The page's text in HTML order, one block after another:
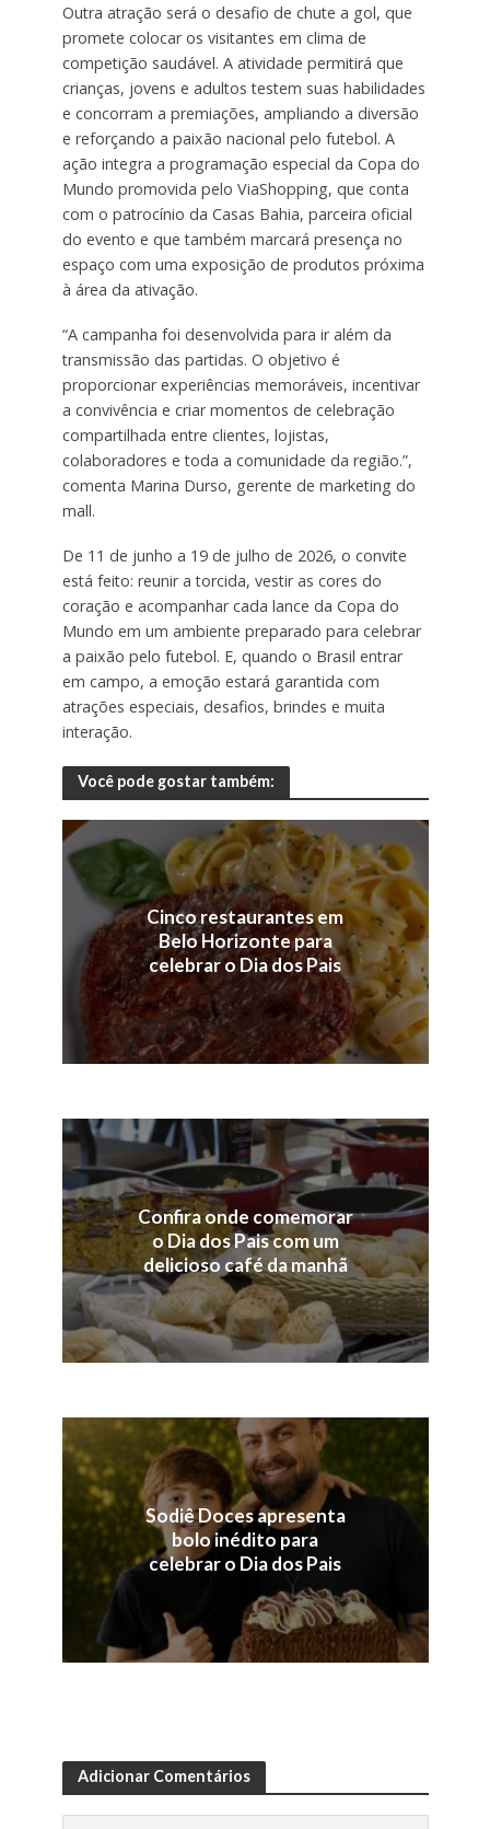
Outra atração será o desafio de chute a gol, que
promete colocar os visitantes em clima de
competição saudável. A atividade permitirá que
crianças, jovens e adultos testem suas habilidades
e concorram a premiações, ampliando a diversão
e reforçando a paixão nacional pelo futebol. A
ação integra a programação especial da Copa do
Mundo promovida pelo ViaShopping, que conta
com o patrocínio da Casas Bahia, parceira oficial
do evento e que também marcará presença no
espaço com uma exposição de produtos próxima
à área da ativação.
“A campanha foi desenvolvida para ir além da
transmissão das partidas. O objetivo é
proporcionar experiências memoráveis, incentivar
a convivência e criar momentos de celebração
compartilhada entre clientes, lojistas,
colaboradores e toda a comunidade da região.”,
comenta Marina Durso, gerente de marketing do
mall.
De 11 de junho a 19 de julho de 2026, o convite
está feito: reunir a torcida, vestir as cores do
coração e acompanhar cada lance da Copa do
Mundo em um ambiente preparado para celebrar
a paixão pelo futebol. E, quando o Brasil entrar
em campo, a emoção estará garantida com
atrações especiais, desafios, brindes e muita
interação.
Você pode gostar também:
Cinco restaurantes em
Belo Horizonte para
celebrar o Dia dos Pais
Confira onde comemorar
o Dia dos Pais com um
delicioso café da manhã
Sodiê Doces apresenta
bolo inédito para
celebrar o Dia dos Pais
Adicionar Comentários